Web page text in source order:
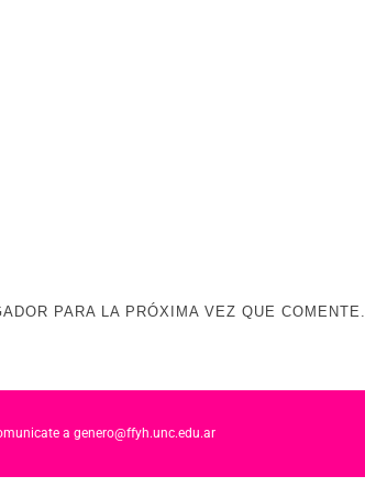
PARA LA PRÓXIMA VEZ QUE COMENTE.
a genero@ffyh.unc.edu.ar